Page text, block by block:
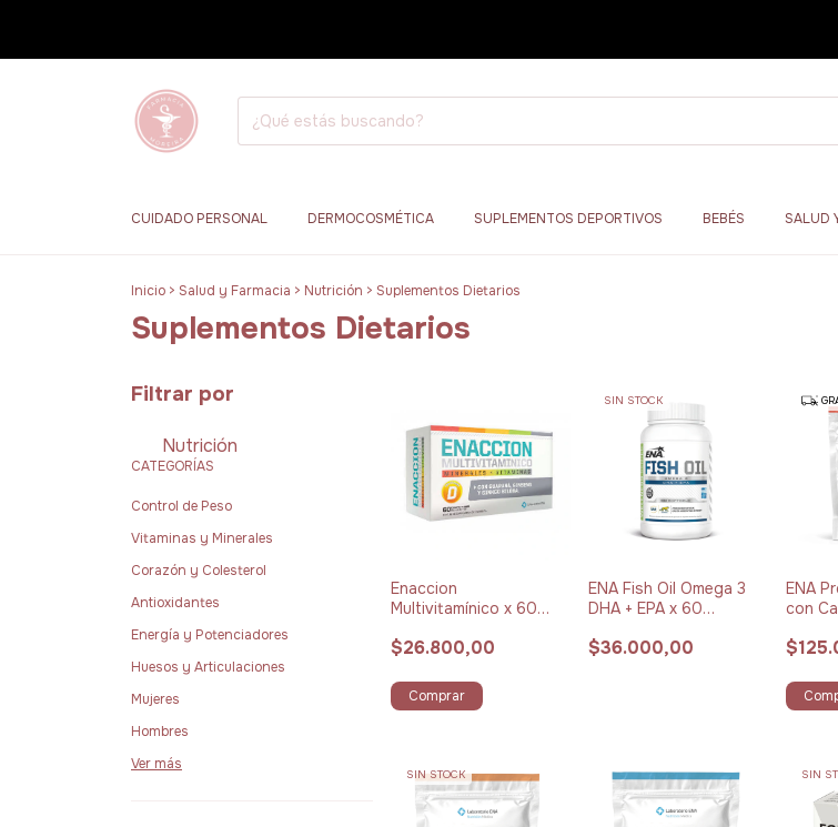
CUIDADO PERSONAL DERMOCOSMÉTICA SUPLEMENTOS DEPORTIVOS BEBÉS SALUD
Inicio > Salud y Farmacia > Nutrición > Suplementos Dietarios
Suplementos Dietarios
Filtrar por
Nutrición
CATEGORÍAS
Control de Peso
Vitaminas y Minerales
Corazón y Colesterol
Antioxidantes
Energía y Potenciadores
Huesos y Articulaciones
Mujeres
Hombres
Ver más
Enaccion
Multivitamínico x 60
$26.800,00
Comprar
SIN STOCK
ENA Fish Oil Omega 3
DHA + EPA x 60
$36.000,00
ENA
con
SIN STOCK SIN